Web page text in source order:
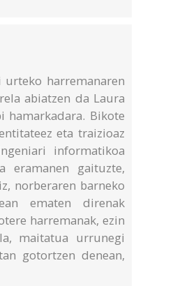
urteko harremanaren
abiatzen da Laura
hamarkadara. Bikote
eta traizioaz
informatikoa
eramanen gaituzte,
norberaren barneko
ematen direnak
harremanak, ezin
maitatua urrunegi
gotortzen denean,